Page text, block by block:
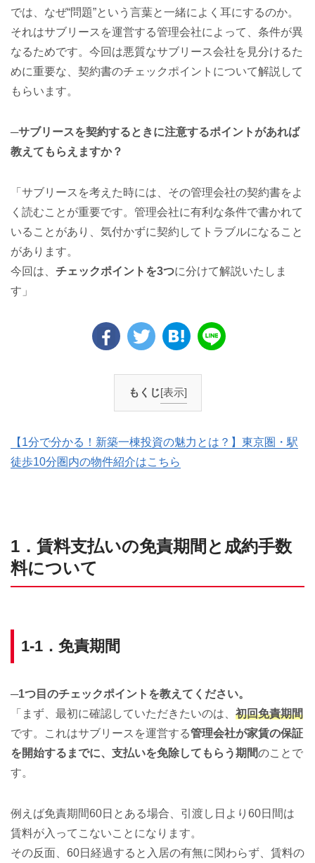
では、なぜ“問題”という言葉と一緒によく耳にするのか。
それはサブリースを運営する管理会社によって、条件が異
なるためです。今回は悪質なサブリース会社を見分けるた
めに重要な、契約書のチェックポイントについて解説して
もらいます。
─サブリースを契約するときに注意するポイントがあれば
教えてもらえますか？
「サブリースを考えた時には、その管理会社の契約書をよ
く読むことが重要です。管理会社に有利な条件で書かれて
いることがあり、気付かずに契約してトラブルになること
があります。
今回は、 チェックポイントを3つに分けて解説いたしま
す」
もくじ[表示]
【1分で分かる！新築一棟投資の魅力とは？】東京圏・駅
徒歩10分圏内の物件紹介はこちら
1．賃料支払いの免責期間と成約手数
料について
1-1．免責期間
─1つ目のチェックポイントを教えてください。
「まず、最初に確認していただきたいのは、 初回免責期間
です。これはサブリースを運営する管理会社が家賃の保証
を開始するまでに、支払いを免除してもらう期間のことで
す。
例えば免責期間60日とある場合、引渡し日より60日間は
賃料が入ってこないことになります。
その反面、60日経過すると入居の有無に関わらず、賃料の